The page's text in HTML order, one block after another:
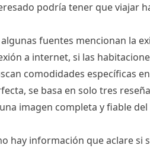
podría tener que viajar
fuentes mencionan la
a internet, si las
comodidades específicas
se basa en solo tres
imagen completa y fiable
hay información que aclare